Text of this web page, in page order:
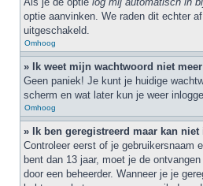
optie aanvinken. We raden dit echter
uitgeschakeld.
Omhoog
» Ik weet mijn wachtwoord niet
Geen paniek! Je kunt je huidige
scherm en wat later kun je weer
Omhoog
» Ik ben geregistreerd maar kan niet
Controleer eerst of je gebruikersnaam
bent dan 13 jaar, moet je de
door een beheerder. Wanneer je je